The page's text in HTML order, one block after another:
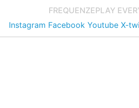
FREQUENZEPLAY
Instagram Facebook Youtube X-